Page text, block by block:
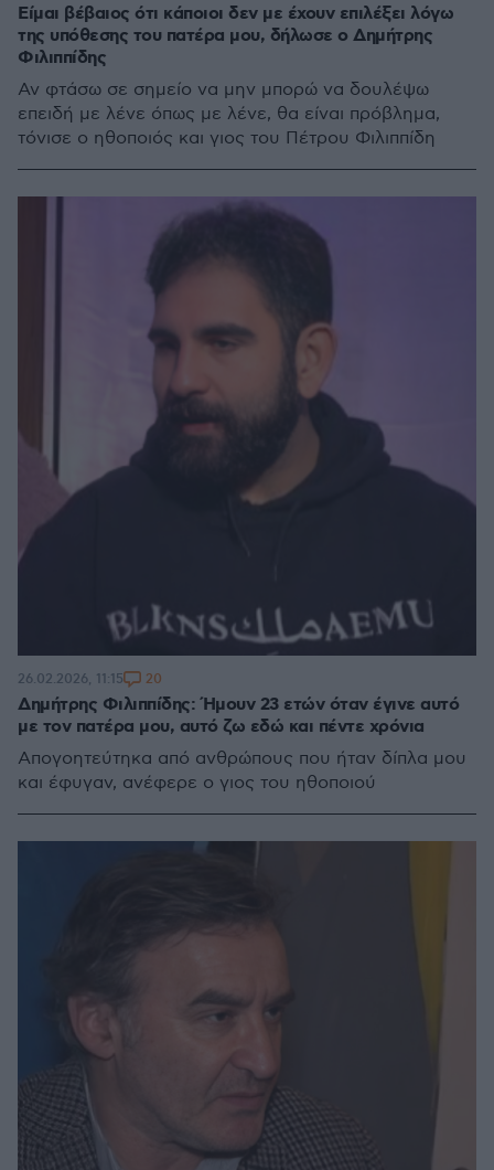
Είμαι βέβαιος ότι κάποιοι δεν με έχουν επιλέξει λόγω
της υπόθεσης του πατέρα μου, δήλωσε ο Δημήτρης
Φιλιππίδης
Αν φτάσω σε σημείο να μην μπορώ να δουλέψω
επειδή με λένε όπως με λένε, θα είναι πρόβλημα,
τόνισε ο ηθοποιός και γιος του Πέτρου Φιλιππίδη
Δημήτρης Φιλιππίδης: Ήμουν 23 ετών όταν έγινε αυτό
με τον πατέρα μου, αυτό ζω εδώ και πέντε χρόνια
Απογοητεύτηκα από ανθρώπους που ήταν δίπλα μου
και έφυγαν, ανέφερε ο γιος του ηθοποιού
26.02.2026, 11:15 20